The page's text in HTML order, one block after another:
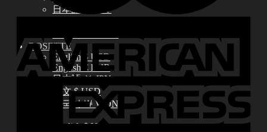
日本語 ￥ JPY
ROSETTE
English $ USD
English € EUR
日本語 ￥ JPY
中文 $ USD
한국어 ￦ WON
English $ USD